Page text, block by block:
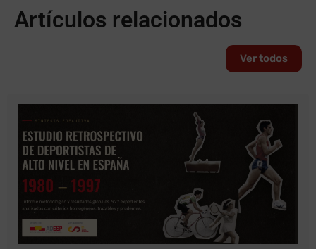
Artículos relacionados
Ver todos